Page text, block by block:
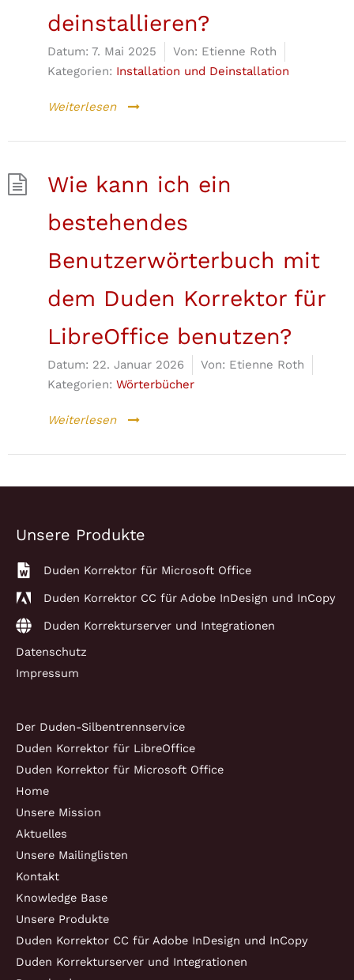
deinstallieren?
Datum: 7. Mai 2025 Von: Etienne Roth
Kategorien: Installation und Deinstallation
Weiterlesen
Wie kann ich ein
bestehendes
Benutzerwörterbuch mit
dem Duden Korrektor für
LibreOffice benutzen?
Datum: 22. Januar 2026 Von: Etienne Roth
Kategorien: Wörterbücher
Weiterlesen
Unsere Produkte
Duden Korrektor für Microsoft Office
Duden Korrektor CC für Adobe InDesign und InCopy
Duden Korrekturserver und Integrationen
Datenschutz
Impressum
Der Duden-Silbentrennservice
Duden Korrektor für LibreOffice
Duden Korrektor für Microsoft Office
Home
Unsere Mission
Aktuelles
Unsere Mailinglisten
Kontakt
Knowledge Base
Unsere Produkte
Duden Korrektor CC für Adobe InDesign und InCopy
Duden Korrekturserver und Integrationen